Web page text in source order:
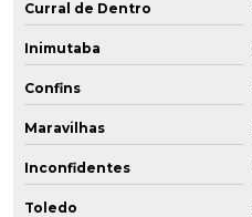
Curral de Dentro
Inimutaba
Confins
Maravilhas
Inconfidentes
Toledo